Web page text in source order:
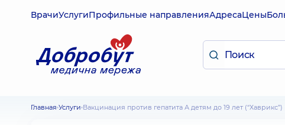
ВрачиУслугиПрофильные направленияАдресаЦены
Главная Услуги Вакцинация против гепатита А детям до 19 лет (“Хаврикс”)